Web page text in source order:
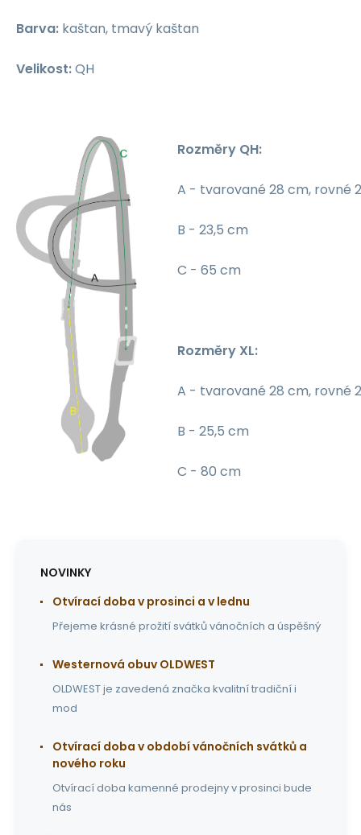
Barva: kaštan, tmavý kaštan
Velikost:QH
Rozměry QH:
A - tvarované 28 cm, rovné
B - 23,5 cm
C - 65 cm
Rozměry XL:
A - tvarované 28 cm, rovné
B - 25,5 cm
C - 80 cm
NOVINKY
Otvírací doba v prosinci a v lednu
Přejeme krásné prožití svátků vánočních a úspěšný
Westernová obuv OLDWEST
OLDWEST je zavedená značka kvalitní tradiční i
mod
Otvírací doba v období vánočních svátků a
nového roku
Otvírací doba kamenné prodejny v prosinci bude
nás